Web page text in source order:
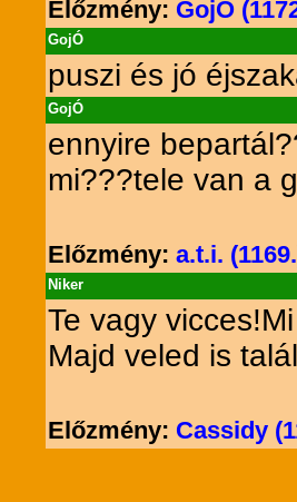
Előzmény: GojÓ
GojÓ
puszi és jó
GojÓ
ennyire
mi???tele van a
Előzmény:a.t.i.
Niker
Te vagy
Majd veled is
Előzmény: Cassidy